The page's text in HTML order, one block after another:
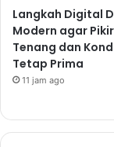
Langkah Digital
Modern agar
Tenang dan
Tetap Prima
11 jam ago